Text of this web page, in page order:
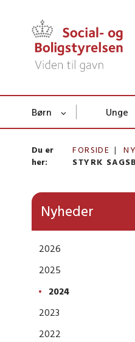
Børn Unge
Du er
her:
FORSIDE
STYRK
Nyheder
2026
2025
2024
2023
2022